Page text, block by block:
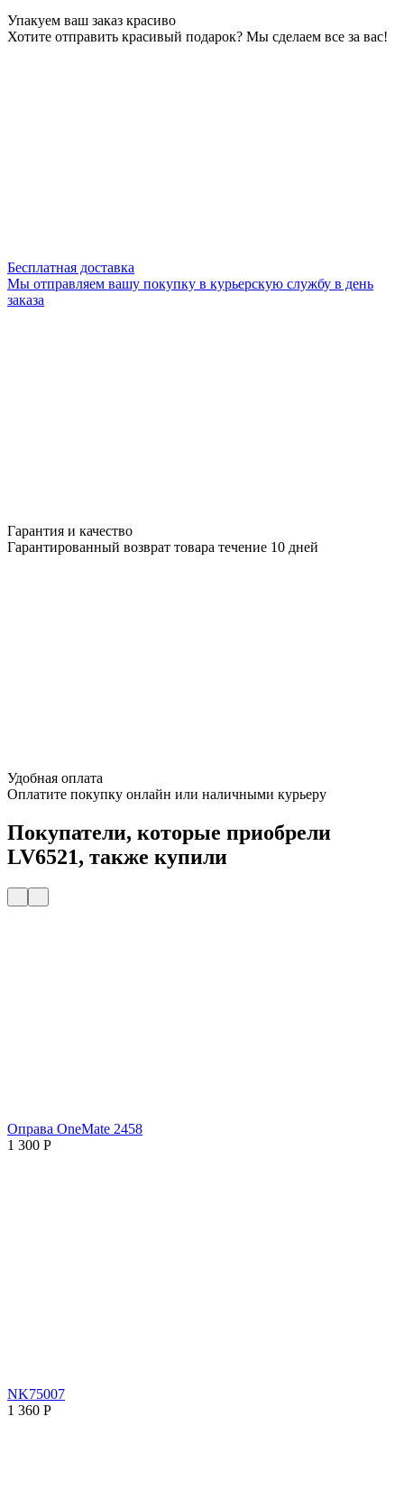
Упакуем ваш заказ красиво
Хотите отправить красивый подарок? Мы сделаем все за вас!
Бесплатная доставка
Мы отправляем вашу покупку в курьерскую службу в день
заказа
Гарантия и качество
Гарантированный возврат товара течение 10 дней
Удобная оплата
Оплатите покупку онлайн или наличными курьеру
Покупатели, которые приобрели
LV6521, также купили
Оправа OneMate 2458
1 300 Р
NK75007
1 360 Р